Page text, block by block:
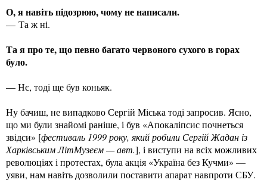
О, я навіть підозрюю, чому не написали.
— Та ж ні.
Та я про те, що певно багато червоного сухого в горах
було.
— Нє, тоді ще був коньяк.
Ну бачиш, не випадково Сергій Міська тоді запросив. Ясно,
що ми були знайомі раніше, і був «Апокаліпсис почнеться
звідси» [фестиваль 1999 року, який робили Сергій Жадан із
Харківським ЛітМузеєм — авт.], і виступи на всіх можливих
революціях і протестах, була акція «Україна без Кучми» —
уяви, нам навіть дозволили поставити апарат навпроти СБУ.